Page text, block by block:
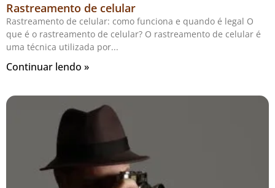
Rastreamento de celular
Rastreamento de celular: como funciona e quando é legal O
que é o rastreamento de celular? O rastreamento de celular é
uma técnica utilizada por
Continuar lendo »